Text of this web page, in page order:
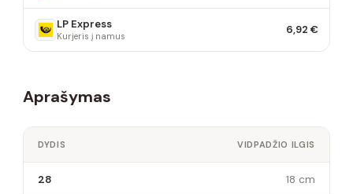
LP Express
Kurjeris į namus 6,92 €
Aprašymas
DYDIS VIDPADŽIO ILGIS
28 18 cm